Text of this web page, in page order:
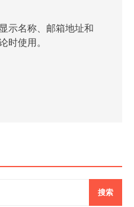
示名称、邮箱地址和
时使用。